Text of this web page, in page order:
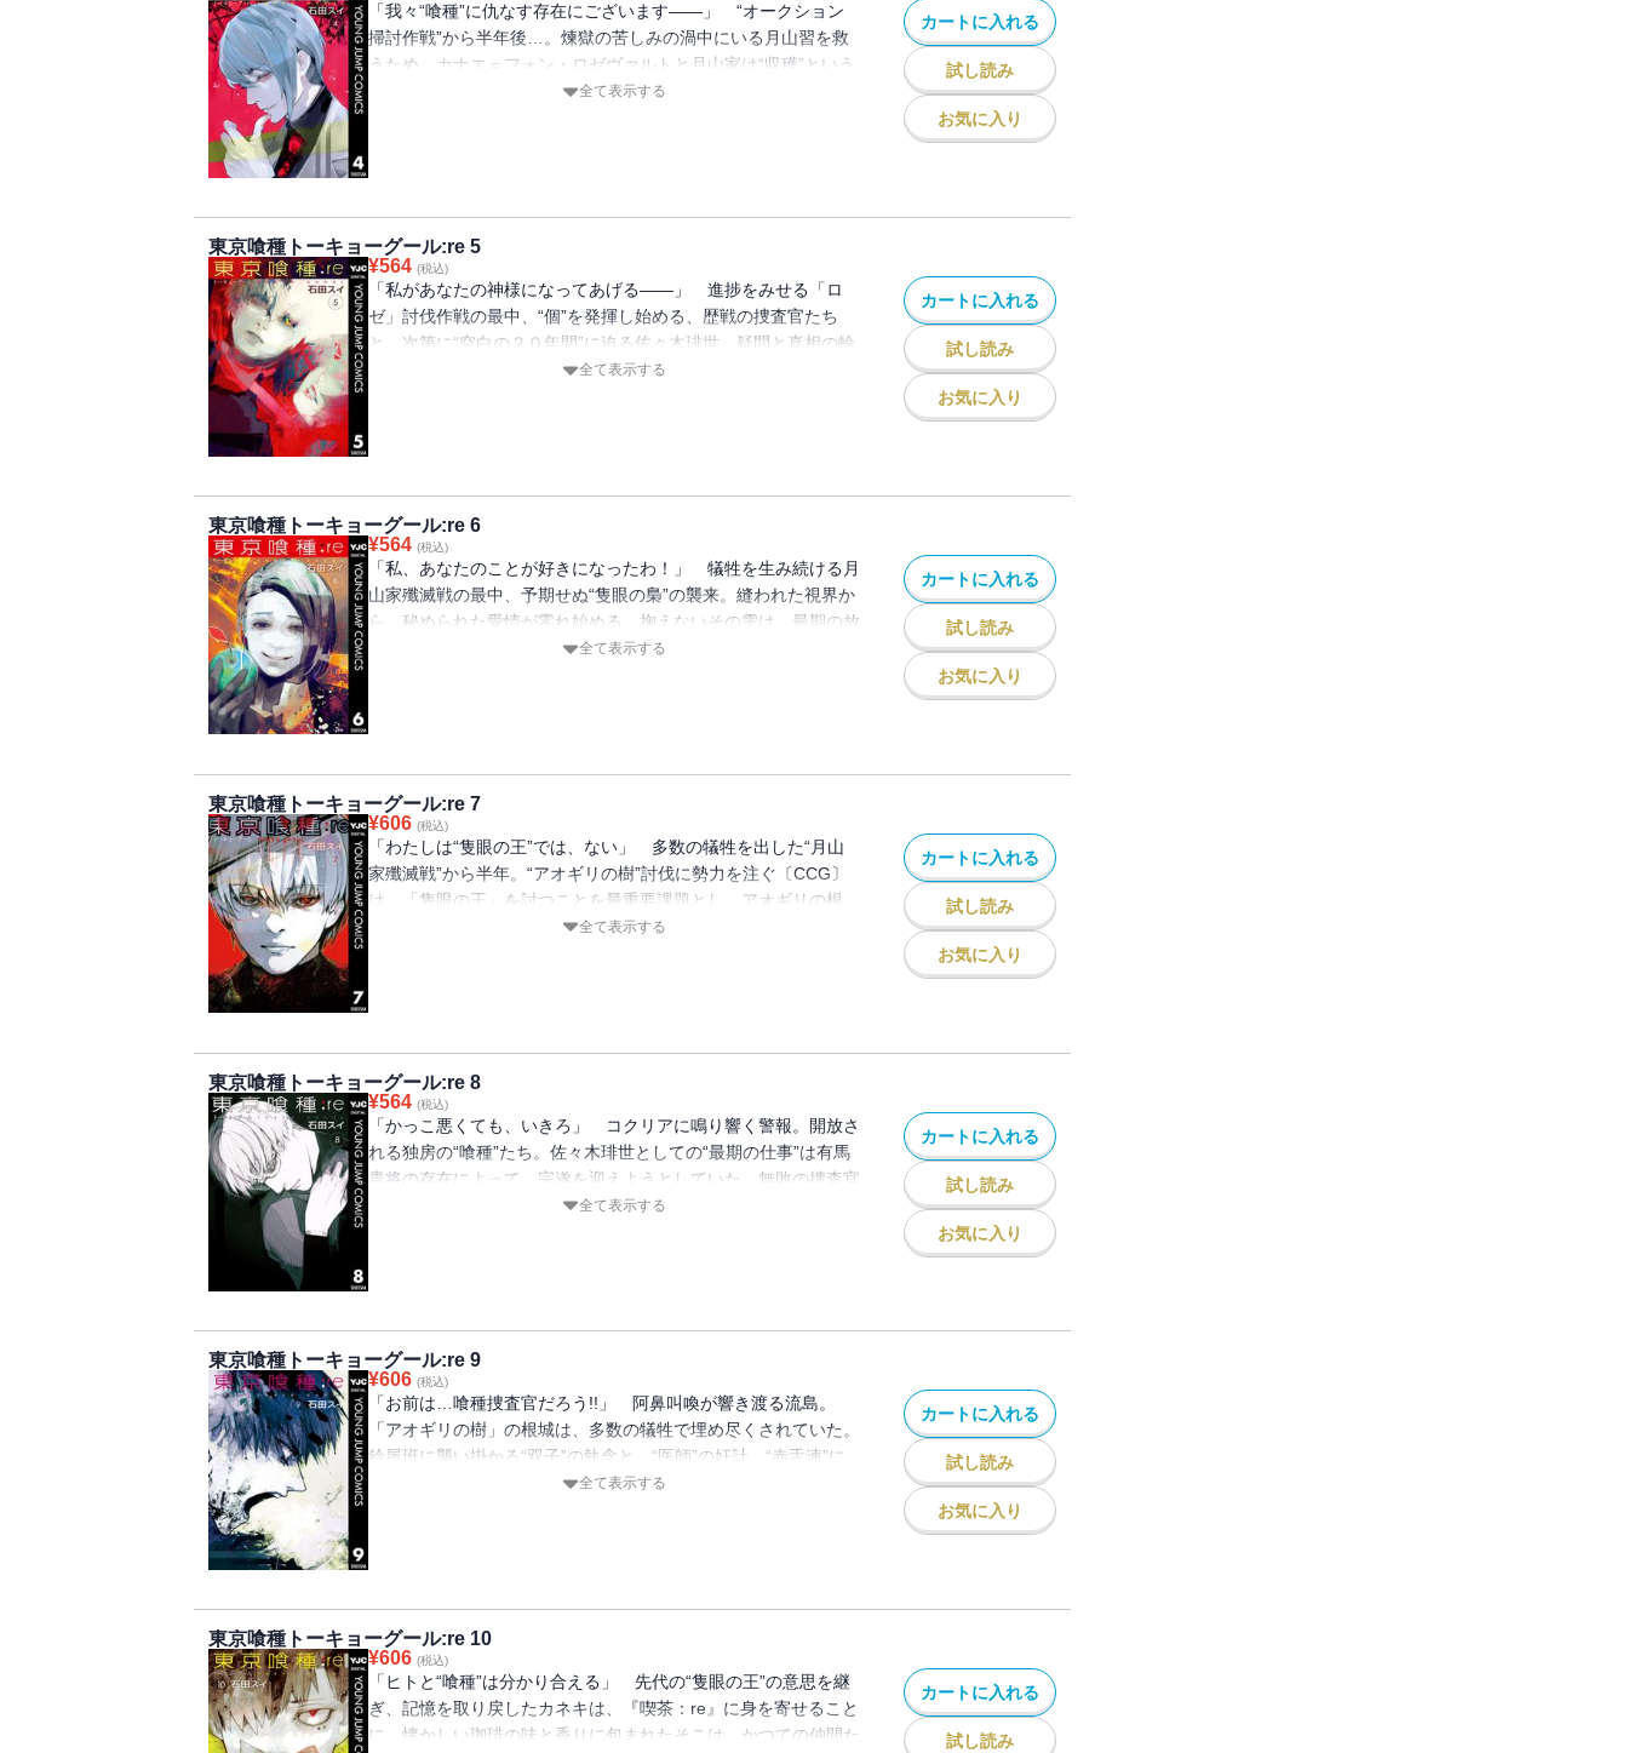
「我々“喰種”に仇なす存在にございます――」 “オークション
掃討作戦”から半年後…。煉獄の苦しみの渦中にいる月山習を救
うため、カナエ＝フォン・ロゼヴァルトと月山家は“収穫”という
名の“大量誘拐”を繰り返す。しかし、一向に回復しない主の姿を
全て表示する
カートに入れる
試し読み
お気に入り
東京喰種トーキョーグール:re 5
¥564 (税込)
「私があなたの神様になってあげる――」 進捗をみせる「ロ
ゼ」討伐作戦の最中、“個”を発揮し始める、歴戦の捜査官たち
と、次第に“空白の２０年間”に迫る佐々木琲世。疑問と真相の輪
郭が、徐々に姿を現してゆく。一方、主・月山習のため、ハイセ
全て表示する
カートに入れる
試し読み
お気に入り
東京喰種トーキョーグール:re 6
¥564 (税込)
「私、あなたのことが好きになったわ！」 犠牲を生み続ける月
山家殲滅戦の最中、予期せぬ“隻眼の梟”の襲来。縫われた視界か
ら、秘められた愛情が零れ始める。掬えないその雫は、最期の放
物線を描き、対象に沁みてゆく。行き場のない意志を遺して。そ
全て表示する
カートに入れる
試し読み
お気に入り
東京喰種トーキョーグール:re 7
¥606 (税込)
「わたしは“隻眼の王”では、ない」 多数の犠牲を出した“月山
家殲滅戦”から半年。“アオギリの樹”討伐に勢力を注ぐ〔CCG〕
は、「隻眼の王」を討つことを最重要課題とし、アオギリの根
城“流島”への上陸と同時に、コクリアを防衛する作戦に踏み切
れる者”の瞳に赫い意思を灯しながら――…！
全て表示する
カートに入れる
試し読み
お気に入り
東京喰種トーキョーグール:re 8
¥564 (税込)
「かっこ悪くても、いきろ」 コクリアに鳴り響く警報。開放さ
れる独房の“喰種”たち。佐々木琲世としての“最期の仕事”は有馬
貴将の存在によって、完遂を迎えようとしていた。無敗の捜査官
が放つ無数の刃に容赦なく肉体を刻まれたとき、既視感ととも
全て表示する
カートに入れる
試し読み
お気に入り
東京喰種トーキョーグール:re 9
¥606 (税込)
「お前は…喰種捜査官だろう!!」 阿鼻叫喚が響き渡る流島。
「アオギリの樹」の根城は、多数の犠牲で埋め尽くされていた。
鈴屋班に襲い掛かる“双子”の執念と、“医師”の奸計。“赤舌連”に
まつわる因縁の対峙。そして、六月の捜索に出た瓜江Qs班が目
全て表示する
カートに入れる
試し読み
お気に入り
東京喰種トーキョーグール:re 10
¥606 (税込)
「ヒトと“喰種”は分かり合える」 先代の“隻眼の王”の意思を継
ぎ、記憶を取り戻したカネキは、『喫茶：re』に身を寄せること
に。懐かしい珈琲の味と香りに包まれたそこは、かつての仲間た
カートに入れる
試し読み